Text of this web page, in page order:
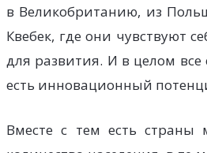
в Великобританию, из
Квебек, где они чувствуют
для развития. И в целом все
есть инновационный
Вместе с тем есть страны